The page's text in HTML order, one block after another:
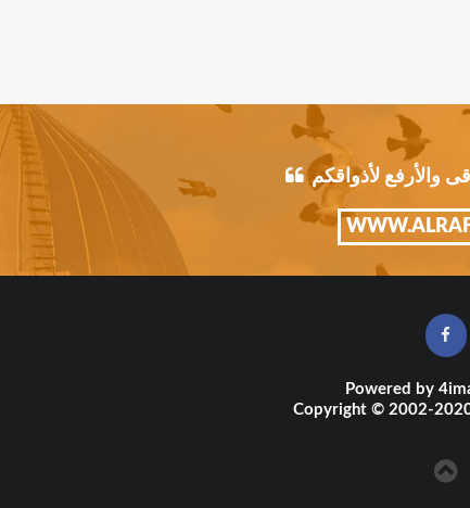
والأرفع لأذواقكم
Powered by
Copyright © 2002-